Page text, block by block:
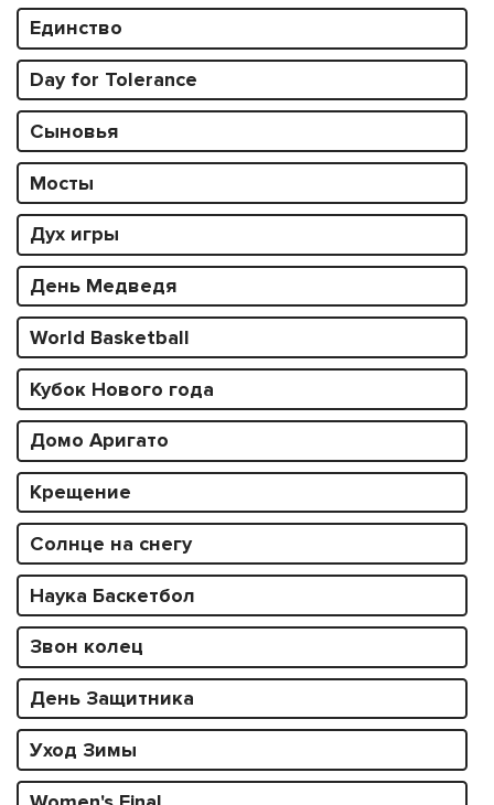
Единство
Day for Tolerance
Сыновья
Мосты
Дух игры
День Медведя
World Basketball
Кубок Нового года
Домо Аригато
Крещение
Солнце на снегу
Наука Баскетбол
Звон колец
День Защитника
Уход Зимы